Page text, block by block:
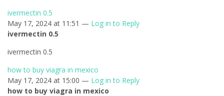
ivermectin 0.5
May 17, 2024 at 11:51 — Log in to Reply
ivermectin 0.5
ivermectin 0.5
how to buy viagra in mexico
May 17, 2024 at 15:00 — Log in to Reply
how to buy viagra in mexico